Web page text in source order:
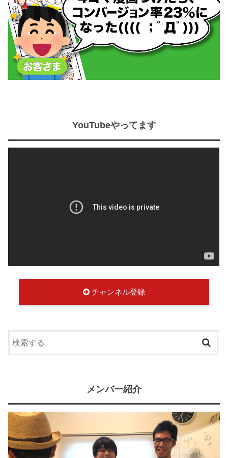
YouTubeやってます
チャンネル登録
メンバー紹介